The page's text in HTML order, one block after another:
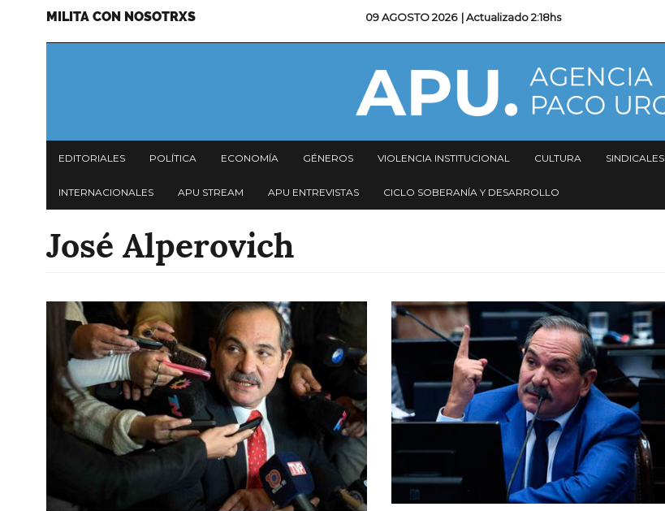
Menu
MILITA CON NOSOTRXS 09 AGOSTO 2026 | Actualizado2:18hs
Navegación
principal
EDITORIALES POLÍTICA ECONOMÍA GÉNEROS VIOLENCIA INSTITUCIONAL CULTURA SINDICALES
INTERNACIONALES APU STREAM APU ENTREVISTAS CICLO SOBERANÍA Y DESARROLLO
José Alperovich
Imagen Imagen